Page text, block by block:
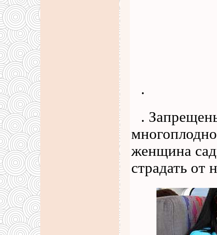
.
.
женщина
страдать от